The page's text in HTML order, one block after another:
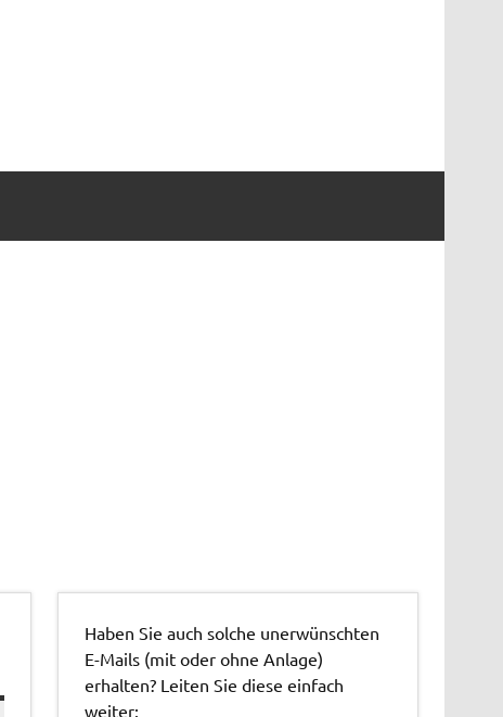
Haben Sie auch solche unerwünschten
E-Mails (mit oder ohne Anlage)
erhalten? Leiten Sie diese einfach
weiter: